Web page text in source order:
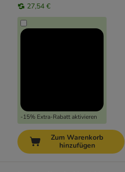
27,54 €
-15% Extra-Rabatt aktivieren
Zum Warenkorb
hinzufügen